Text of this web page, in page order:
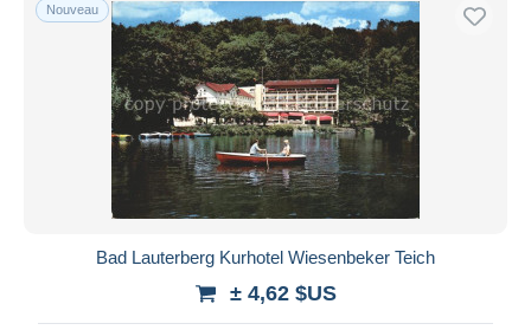
Nouveau
Bad Lauterberg Kurhotel Wiesenbeker Teich
± 4,62 $US